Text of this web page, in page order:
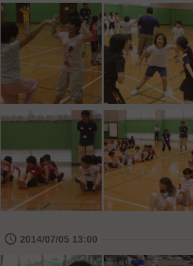
🕔 2014/07/05 13:00